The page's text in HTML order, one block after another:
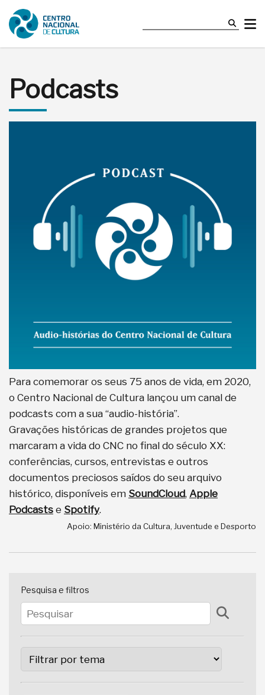
Podcasts
Para comemorar os seus 75 anos de vida, em 2020,
o Centro Nacional de Cultura lançou um canal de
podcasts com a sua “audio-história”.
Gravações históricas de grandes projetos que
marcaram a vida do CNC no final do século XX:
conferências, cursos, entrevistas e outros
documentos preciosos saídos do seu arquivo
histórico, disponíveis em SoundCloud, Apple
Podcasts e Spotify.
Apoio: Ministério da Cultura, Juventude e Desporto
Pesquisa e filtros